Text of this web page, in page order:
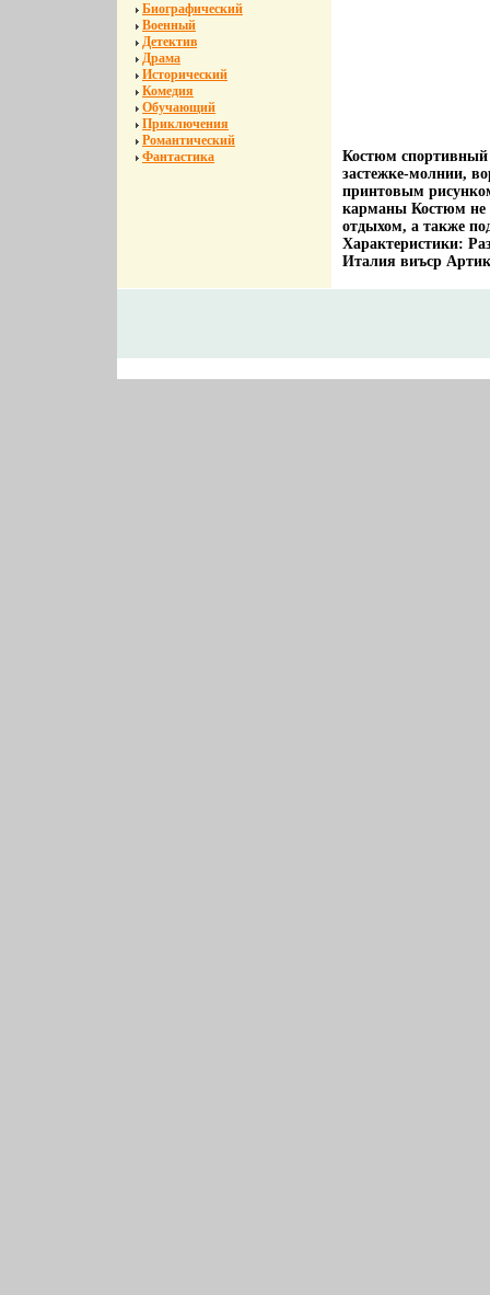
Биографический
Военный
Детектив
Драма
Исторический
Комедия
Обучающий
Приключения
Романтический
Фантастика
Костюм
застежке-молнии,
принтовым
карманы Костюм не
отдыхом, а также
Характеристики:
Италия виъср